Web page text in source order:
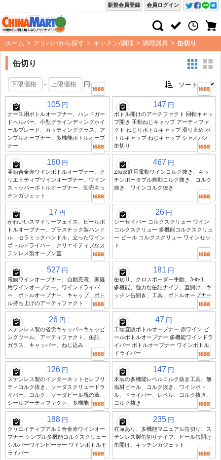
会員ログイン
新規会員登録
ホーム > アリババから探す > キッチン/調理 > 調理器具 > 缶切り
缶切り
- 円
105 円
ナース用ボトルオープナー、ハンドガー
ドヘルパー、小型グラインディングホイ
ールブレード、カッティンググラス、ア
ンプルオープナー、多機能ボトルオープ
ナー
147 円
ボトル開けのアーチファクト 回転キャッ
プ開き 手動ねじキャップ アーティファ
クト ねじりボトルキャップ 滑り止め ボ
トルキャップ ねじキャップ シャオバオ
缶切り
160 円
亜鉛合金赤ワインボトルオープナー、ク
リエイティブワインオープナー、ワイン
ストッパーボトルオープナー、卸売キッ
チンガジェット
467 円
Zilu家庭用電動ワインコルク抜き、キッ
チンポータブル自動コルク抜き、コルク
抜き、ワインコルク抜き
17 円
かわいいスマイリーフェイス、ビールボ
トルオープナー、プラスチック製ハンド
ル、セラミックハンドル、立ったワイン
ボトルドライバー、クリエイティブなス
テンレス製オープン蓋
26 円
シーセイバー コルクスクリュー ワイン
コルクスクリュー 多機能コルクスクリュ
ー ビール コルクスクリュー ワインセッ
ト
527 円
電動ワインオープナー、自動充電、家庭
用ワインオープナー、ワインドライバ
ー、ボトルオープナー、キャップ、ボト
ル持ち上げのアーティファクト
181 円
缶切り、クロスボーダー手動、3-in-1、
多機能、強力な缶詰ナイフ、蓋開け、キ
ッチン缶開き、工具、ボトルオープナー
26 円
ステンレス製の省労キャッパーキャッピ
ングツール、アーティファクト、缶詰、
ガラス、キャッパー、ねじ込み
47 円
工場直販ボトルオープナー 赤ワイン ビ
ールボトルオープナー 多機能ワインドラ
イバー ボトルオープナー ワインボトル
ドライバー
126 円
ステンレス製のインターネットセレブリ
ティコルク抜き、ソーダスクリュードラ
イバー、コルク、ソーダビール瓶の蓋、
シールアーティファクト、多機能
147 円
木製の多機能レベルコルク抜き工具、無
垢材ビール、コルク抜き、ワインボト
ル、ドライバー、レベル、コルク抜き、
コルク抜き
188 円
クリエイティブアルミ合金赤ワインオー
プナー シンプル多機能コルクスクリュー
シルバーワインピーラー ワインボトルド
ライバー
235 円
在庫あり、多機能マニュアル缶切り、ス
テンレス製缶切りナイフ、ビール缶開け
缶開け、キッチンガジェット